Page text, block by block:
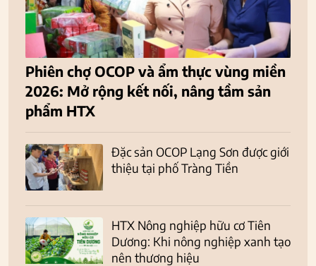
Phiên chợ OCOP và ẩm thực vùng miền
2026: Mở rộng kết nối, nâng tầm sản
phẩm HTX
Đặc sản OCOP Lạng Sơn được giới
thiệu tại phố Tràng Tiền
HTX Nông nghiệp hữu cơ Tiên
Dương: Khi nông nghiệp xanh tạo
nên thương hiệu